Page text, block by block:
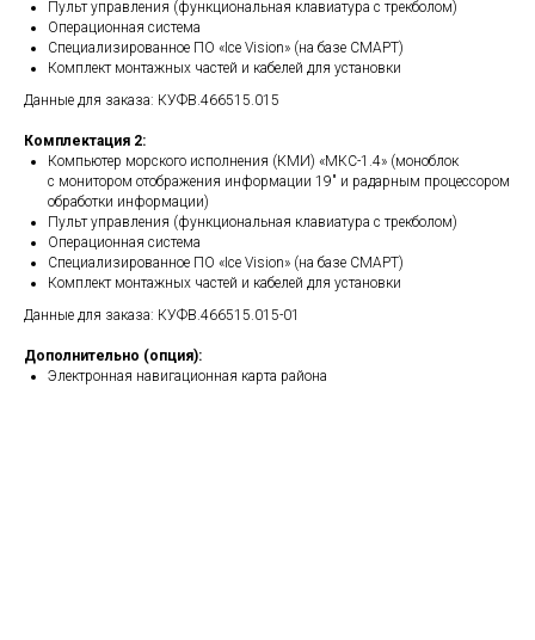
Пульт управления (функциональная клавиатура с трекболом)
Операционная система
Специализированное ПО «Ice Vision» (на базе СМАРТ)
Комплект монтажных частей и кабелей для установки
Данные для заказа: КУФВ.466515.015
Комплектация 2:
Компьютер морского исполнения (КМИ) «МКС-1.4» (моноблок
с монитором отображения информации 19″ и радарным процессором
обработки информации)
Пульт управления (функциональная клавиатура с трекболом)
Операционная система
Специализированное ПО «Ice Vision» (на базе СМАРТ)
Комплект монтажных частей и кабелей для установки
Данные для заказа: КУФВ.466515.015-01
Дополнительно (опция):
Электронная навигационная карта района